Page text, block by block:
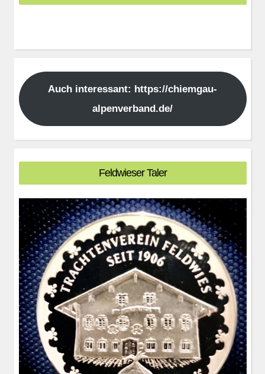
Auch interessant: https://chiemgau-
alpenverband.de/
Feldwieser Taler